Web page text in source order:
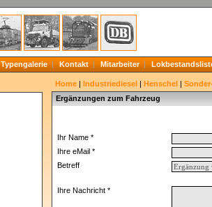
Typengalerie Kontakt Mitarbeiter
Home | Industriediesel | Henschel |
Ergänzungen zum Fahrzeug
Ihr Name *
Ihre eMail *
Betreff
Ihre Nachricht *